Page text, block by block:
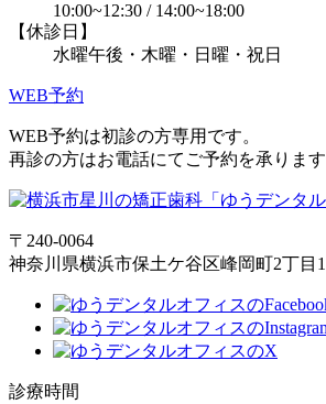
10:00~12:30 / 14:00~18:00
【休診日】
水曜午後・木曜・日曜・祝日
WEB予約
WEB予約は初診の方専用です。
再診の方はお電話にてご予約を承ります
〒240-0064
神奈川県横浜市保土ケ谷区峰岡町2丁目
診療時間